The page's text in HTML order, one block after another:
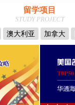
留学项目
STUDY PROJECT
澳大利亚 加拿大